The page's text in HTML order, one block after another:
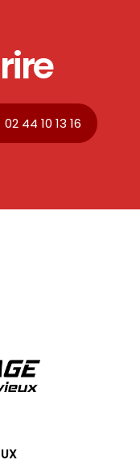
02 44 10 13 16